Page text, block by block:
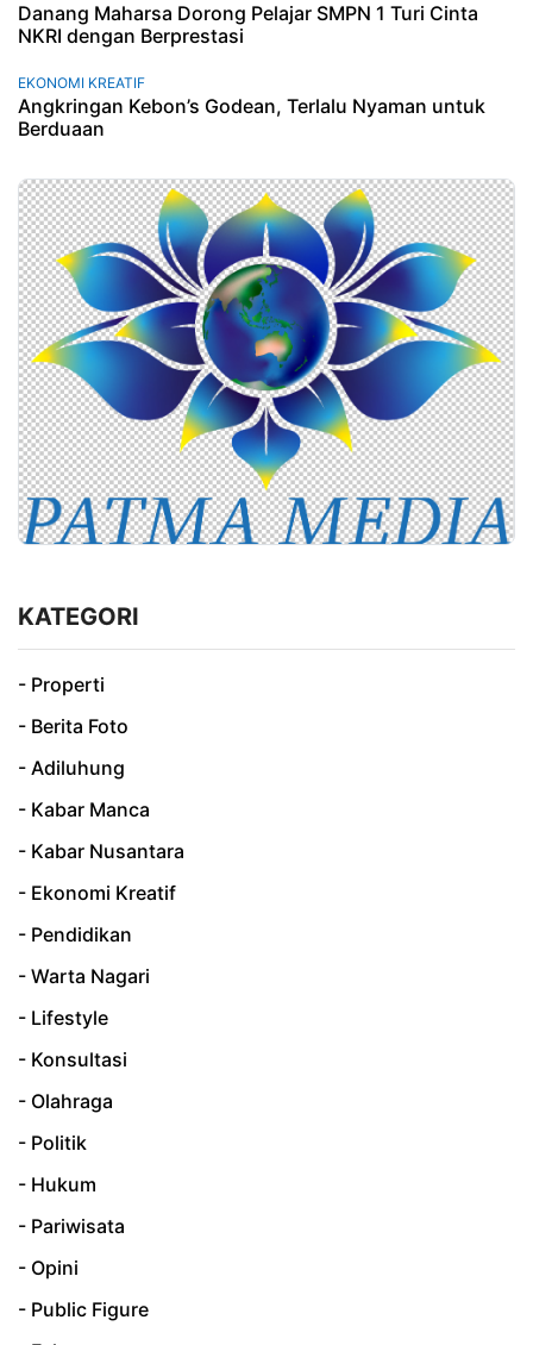
Danang Maharsa Dorong Pelajar SMPN 1 Turi Cinta
NKRI dengan Berprestasi
EKONOMI KREATIF
Angkringan Kebon’s Godean, Terlalu Nyaman untuk
Berduaan
KATEGORI
- Properti
- Berita Foto
- Adiluhung
- Kabar Manca
- Kabar Nusantara
- Ekonomi Kreatif
- Pendidikan
- Warta Nagari
- Lifestyle
- Konsultasi
- Olahraga
- Politik
- Hukum
- Pariwisata
- Opini
- Public Figure